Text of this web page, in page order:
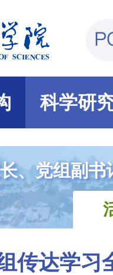
科学研
、党组副书
传达学习